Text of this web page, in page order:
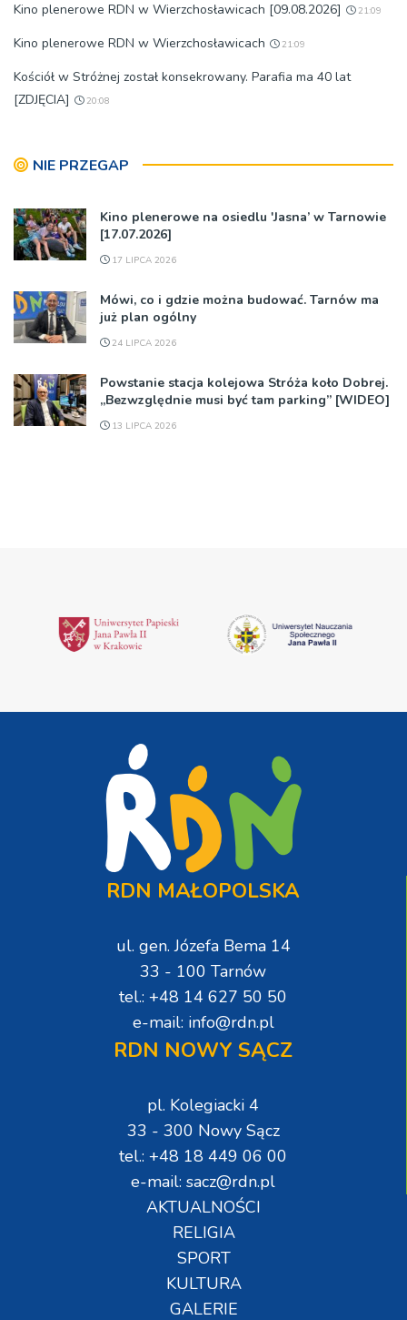
Kino plenerowe RDN w Wierzchosławicach [09.08.2026] 21:09
Kino plenerowe RDN w Wierzchosławicach 21:09
Kościół w Stróżnej został konsekrowany. Parafia ma 40 lat
[ZDJĘCIA]
20:08
NIE PRZEGAP
Kino plenerowe na osiedlu 'Jasna’ w Tarnowie
[17.07.2026]
17 LIPCA 2026
Mówi, co i gdzie można budować. Tarnów ma
już plan ogólny
24 LIPCA 2026
Powstanie stacja kolejowa Stróża koło Dobrej.
„Bezwzględnie musi być tam parking” [WIDEO]
13 LIPCA 2026
RDN MAŁOPOLSKA
ul. gen. Józefa Bema 14
33 - 100 Tarnów
tel.: +48 14 627 50 50
e-mail: info@rdn.pl
RDN NOWY SĄCZ
pl. Kolegiacki 4
33 - 300 Nowy Sącz
tel.: +48 18 449 06 00
e-mail: sacz@rdn.pl
AKTUALNOŚCI
RELIGIA
SPORT
KULTURA
GALERIE